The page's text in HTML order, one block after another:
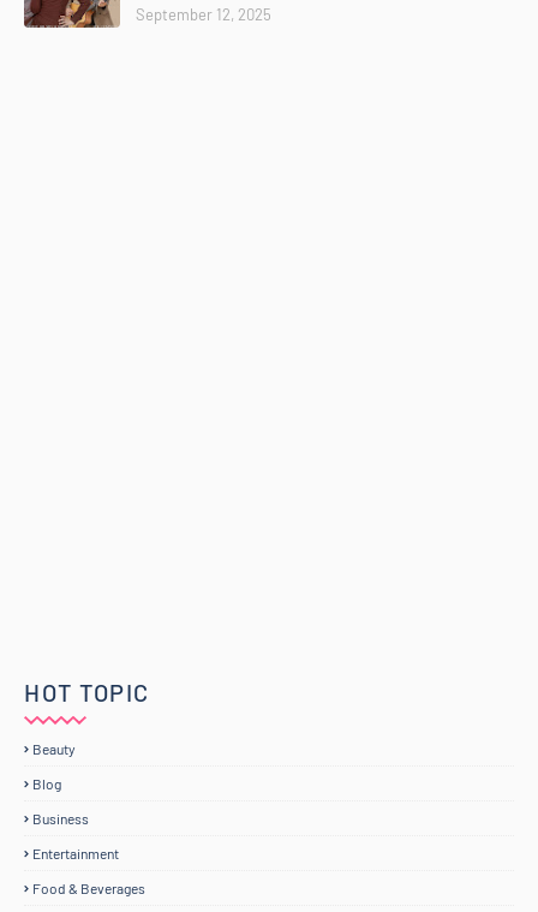
September 12, 2025
HOT TOPIC
Beauty
Blog
Business
Entertainment
Food & Beverages